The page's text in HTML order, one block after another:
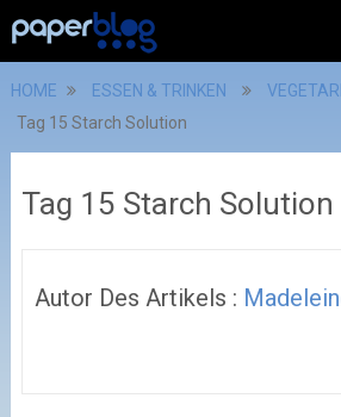
HOME ESSEN & TRINKEN
Tag 15 Starch Solution
Tag 15 Starch Solution
Autor Des Artikels :